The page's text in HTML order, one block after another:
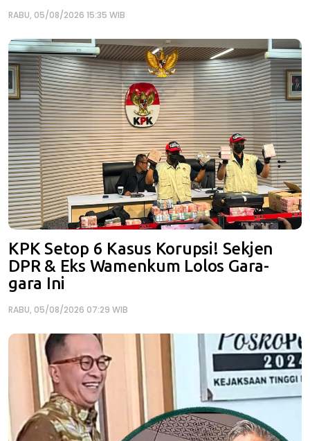
RABU, 05/08/2026 15:35 WIB
KPK Setop 6 Kasus Korupsi! Sekjen
DPR & Eks Wamenkum Lolos Gara-
gara Ini
RABU, 05/08/2026 07:29 WIB